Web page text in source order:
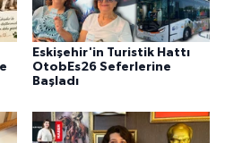
Eskişehir'in Turistik Hattı
OtobEs26 Seferlerine
Başladı